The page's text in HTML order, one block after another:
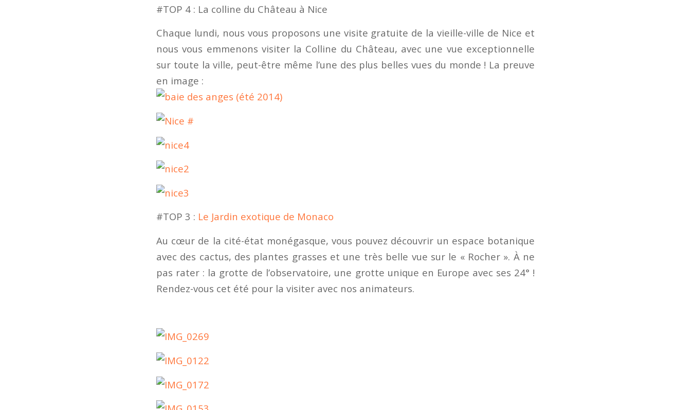
#TOP 4 : La colline du Château à Nice
Chaque lundi, nous vous proposons une visite gratuite de la vieille-ville de Nice et
nous vous emmenons visiter la Colline du Château, avec une vue exceptionnelle
sur toute la ville, peut-être même l’une des plus belles vues du monde ! La preuve
en image :
#TOP 3 : Le Jardin exotique de Monaco
Au cœur de la cité-état monégasque, vous pouvez découvrir un espace botanique
avec des cactus, des plantes grasses et une très belle vue sur le « Rocher ». À ne
pas rater : la grotte de l’observatoire, une grotte unique en Europe avec ses 24° !
Rendez-vous cet été pour la visiter avec nos animateurs.